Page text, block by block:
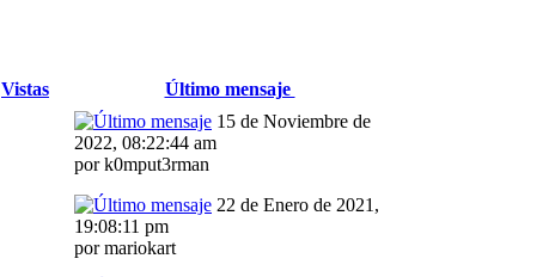
Vistas
Último mensaje
15 de Noviembre de
2022, 08:22:44 am
por k0mput3rman
22 de Enero de 2021,
19:08:11 pm
por mariokart